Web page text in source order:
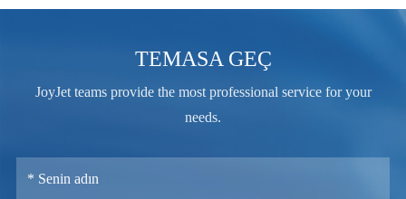
TEMASA GEÇ
JoyJet teams provide the most professional service for your
needs.